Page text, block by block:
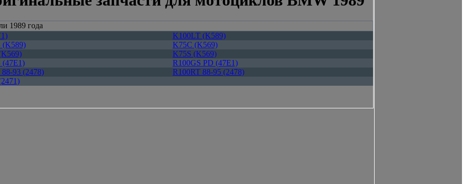
1989 года
K100LT (K589)
(K589)
K75C (K569)
K75S (K569)
(47E1)
R100GS PD (47E1)
88-93 (2478)
R100RT 88-95 (2478)